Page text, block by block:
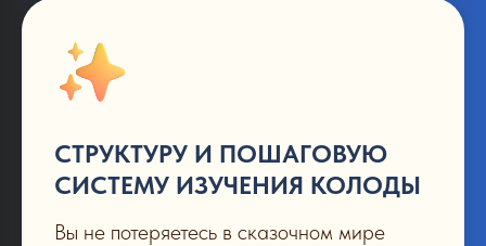
СТРУКТУРУ И ПОШАГОВУЮ
СИСТЕМУ ИЗУЧЕНИЯ КОЛОДЫ
Вы не потеряетесь в сказочном мире